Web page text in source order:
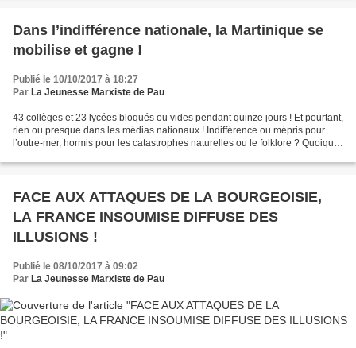
Dans l’indifférence nationale, la Martinique se
mobilise et gagne !
Publié le 10/10/2017 à 18:27
Par La Jeunesse Marxiste de Pau
43 collèges et 23 lycées bloqués ou vides pendant quinze jours ! Et pourtant,
rien ou presque dans les médias nationaux ! Indifférence ou mépris pour
l’outre-mer, hormis pour les catastrophes naturelles ou le folklore ? Quoiqu’il
FACE AUX ATTAQUES DE LA BOURGEOISIE,
LA FRANCE INSOUMISE DIFFUSE DES
ILLUSIONS !
Publié le 08/10/2017 à 09:02
Par La Jeunesse Marxiste de Pau